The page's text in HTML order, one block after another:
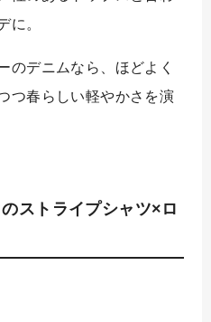
に。
のデニムなら、ほどよく
つ春らしい軽やかさを演
ストライプシャツ×ロ